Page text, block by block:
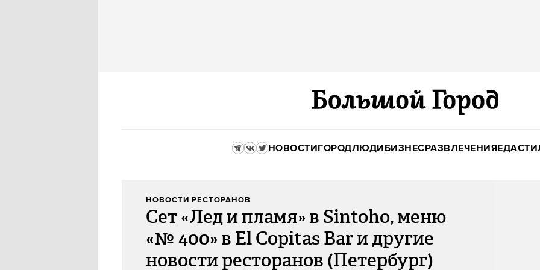
НОВОСТИГОРОДЛЮДИБИЗНЕСРАЗВЛЕЧЕНИЯЕДА
НОВОСТИ РЕСТОРАНОВ
Сет «Лед и пламя» в Sintoho, меню
«№ 400» в El Copitas Bar и другие
новости ресторанов (Петербург)